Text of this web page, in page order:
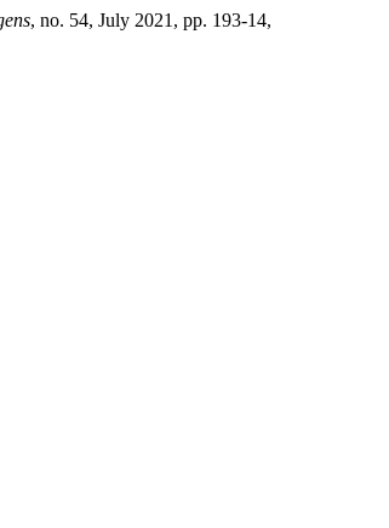
, no. 54, July 2021, pp. 193-14,